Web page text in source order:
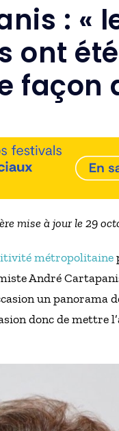
: «
ont
façon
mise à jour le 29
métropolitaine
André
un panorama
donc de mettre